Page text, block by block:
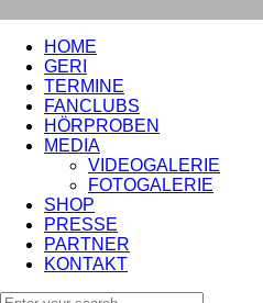
HOME
GERI
TERMINE
FANCLUBS
HÖRPROBEN
MEDIA
VIDEOGALERIE
FOTOGALERIE
SHOP
PRESSE
PARTNER
KONTAKT